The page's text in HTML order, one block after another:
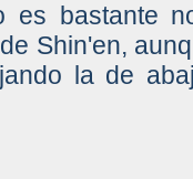
es bastante
Shin'en,
la de